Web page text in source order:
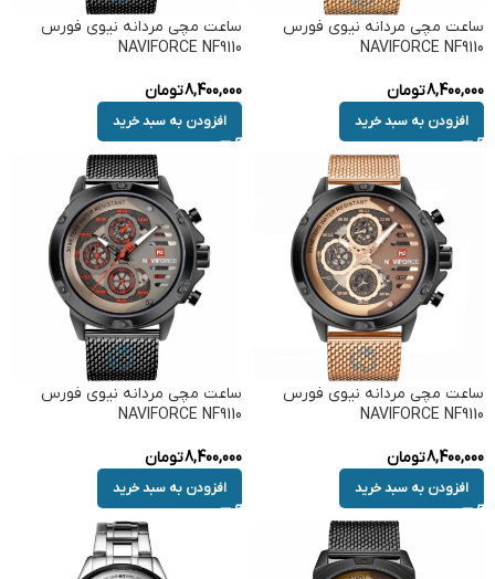
ساعت مچی مردانه نیوی فورس
NAVIFORCE NF9110
8,400,000تومان
افزودن به سبد خرید
ساعت مچی مردانه نیوی فورس
NAVIFORCE NF9110
8,400,000تومان
افزودن به سبد خرید
ساعت مچی مردانه نیوی فورس
NAVIFORCE NF9110
8,400,000تومان
افزودن به سبد خرید
ساعت مچی مردانه نیوی فورس
NAVIFORCE NF9110
8,400,000تومان
افزودن به سبد خرید